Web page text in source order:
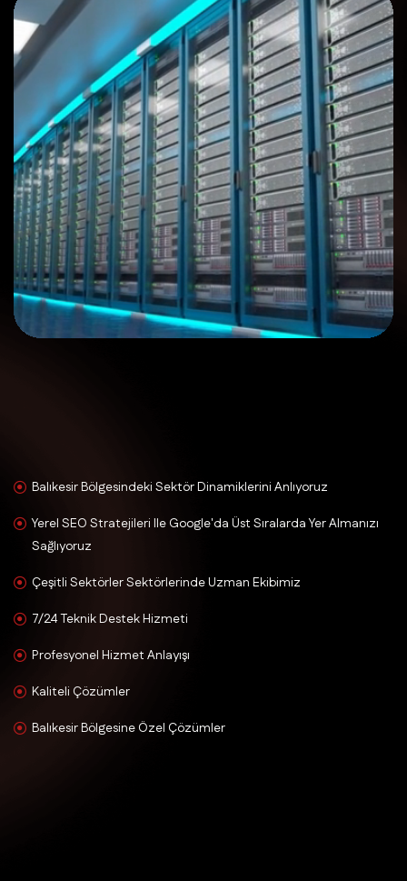
Balıkesir Bölgesindeki Sektör Dinamiklerini Anlıyoruz
Yerel SEO Stratejileri Ile Google'da Üst Sıralarda Yer Almanızı
Sağlıyoruz
Çeşitli Sektörler Sektörlerinde Uzman Ekibimiz
7/24 Teknik Destek Hizmeti
Profesyonel Hizmet Anlayışı
Kaliteli Çözümler
Balıkesir Bölgesine Özel Çözümler